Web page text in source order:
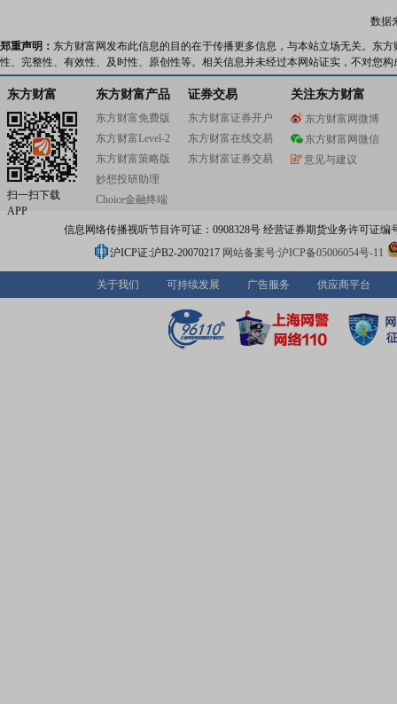
轻群体。该品牌曾荣获中国服装品牌营销大奖、成就大奖,
休闲服饰领先品牌。“巴拉巴拉”品牌创立于2002年,定位为
时尚童装,主要面向0~14岁中产阶级及小康家庭的童装消费
该品牌曾荣获中国服装品牌潜力大奖、中国十大童装品牌
巴拉”品牌的市场占有率和品牌知名度都居国内童装品牌之
就采用了虚拟经营模式并在实践中不断加以创新,将服装生
专注于产品设计、品牌传播、供应链管理及渠道拓展,“长板
短板外包”。在20年的发展中,森马服饰以“整合创新,共赢发
营思路,着力扮演好“渠道规划者、资源整合者、品牌管理者
力行者”四种角色,立足服装实业,立足国内市场,立足品牌建
人文引领,以国际化视野整合全球优势资源,以专注的心态和
从企业创办之初,森马服饰就确立了“小河有水大河满”的经
强调与合作伙伴等利益相关方的共赢,追求企业与员工、企
数据
郑重声明： 东方财富网发布此信息的目的在于传播更多信息，与本站立场无关。东
性、完整性、有效性、及时性、原创性等。相关信息并未经过本网站证实，不对您
东方财富
扫一扫下载
APP
东方财富产品
东方财富免费版
东方财富Level-2
东方财富策略版
妙想投研助理
Choice金融终端
证券交易
东方财富证券开户
东方财富在线交易
东方财富证券交易
关注东方财富
东方财富网微博
东方财富网微信
意见与建议
信息网络传播视听节目许可证：0908328号 经营证券期货业务许可证编
沪ICP证:沪B2-20070217 网站备案号:沪ICP备05006054号-11
关于我们 可持续发展 广告服务 供应商平台